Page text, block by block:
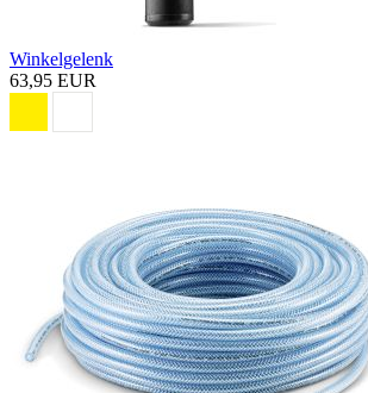
Winkelgelenk
63,95 EUR